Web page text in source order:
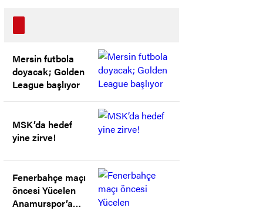
Mersin futbola
doyacak; Golden
League başlıyor
MSK’da hedef
yine zirve!
Fenerbahçe maçı
öncesi Yücelen
Anamurspor’a